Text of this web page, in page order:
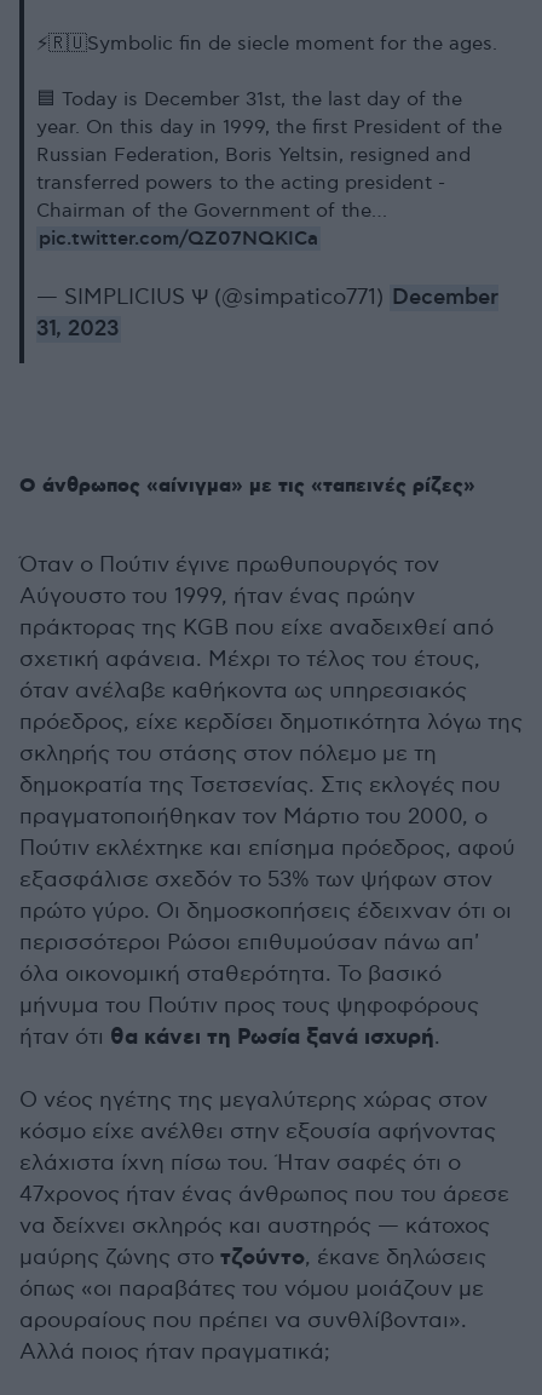
⚡️🇷🇺Symbolic fin de siecle moment for the ages.
🟦 Today is December 31st, the last day of the
year. On this day in 1999, the first President of the
Russian Federation, Boris Yeltsin, resigned and
transferred powers to the acting president -
Chairman of the Government of the…
pic.twitter.com/QZ07NQKICa
— SIMPLICIUS Ѱ (@simpatico771) December
31, 2023
Ο άνθρωπος «αίνιγμα» με τις «ταπεινές ρίζες»
Όταν ο Πούτιν έγινε πρωθυπουργός τον
Αύγουστο του 1999, ήταν ένας πρώην
πράκτορας της KGB που είχε αναδειχθεί από
σχετική αφάνεια. Μέχρι το τέλος του έτους,
όταν ανέλαβε καθήκοντα ως υπηρεσιακός
πρόεδρος, είχε κερδίσει δημοτικότητα λόγω της
σκληρής του στάσης στον πόλεμο με τη
δημοκρατία της Τσετσενίας. Στις εκλογές που
πραγματοποιήθηκαν τον Μάρτιο του 2000, ο
Πούτιν εκλέχτηκε και επίσημα πρόεδρος, αφού
εξασφάλισε σχεδόν το 53% των ψήφων στον
πρώτο γύρο. Οι δημοσκοπήσεις έδειχναν ότι οι
περισσότεροι Ρώσοι επιθυμούσαν πάνω απ'
όλα οικονομική σταθερότητα. Το βασικό
μήνυμα του Πούτιν προς τους ψηφοφόρους
ήταν ότι θα κάνει τη Ρωσία ξανά ισχυρή.
Ο νέος ηγέτης της μεγαλύτερης χώρας στον
κόσμο είχε ανέλθει στην εξουσία αφήνοντας
ελάχιστα ίχνη πίσω του. Ήταν σαφές ότι ο
47χρονος ήταν ένας άνθρωπος που του άρεσε
να δείχνει σκληρός και αυστηρός — κάτοχος
μαύρης ζώνης στο τζούντο, έκανε δηλώσεις
όπως «οι παραβάτες του νόμου μοιάζουν με
αρουραίους που πρέπει να συνθλίβονται».
Αλλά ποιος ήταν πραγματικά;